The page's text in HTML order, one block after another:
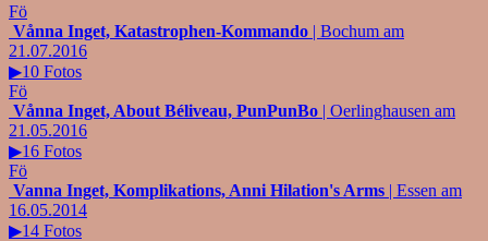
Fö
Vånna Inget, Katastrophen-Kommando | Bochum am
21.07.2016
▶10 Fotos
Fö
Vånna Inget, About Béliveau, PunPunBo | Oerlinghausen am
21.05.2016
▶16 Fotos
Fö
Vanna Inget, Komplikations, Anni Hilation's Arms | Essen am
16.05.2014
▶14 Fotos